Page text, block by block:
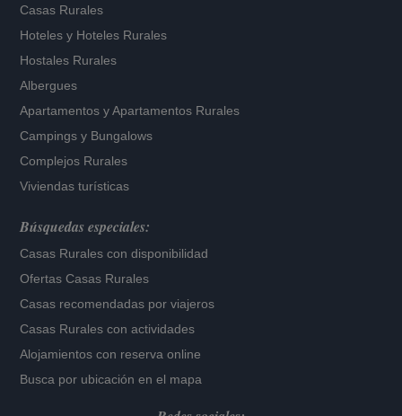
Casas Rurales
Hoteles y Hoteles Rurales
Hostales Rurales
Albergues
Apartamentos yApartamentos Rurales
Campings y Bungalows
Complejos Rurales
Viviendas turísticas
Búsquedas especiales:
Casas Rurales con disponibilidad
Ofertas Casas Rurales
Casas recomendadas por viajeros
Casas Rurales con actividades
Alojamientos con reserva online
Busca por ubicación en el mapa